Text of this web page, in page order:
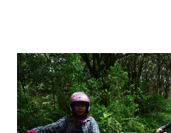
potensi wisata beragam dengan
bagi Anda yang berencana
pegunungan. 36 TEMPAT
LEMBANG BANDUNG Lembang,